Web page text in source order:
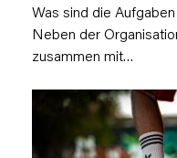
Was sind die
Neben der
zusammen mit…